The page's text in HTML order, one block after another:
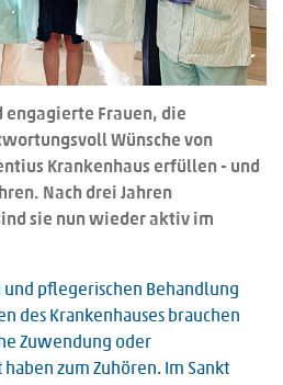
engagierte Frauen, die
Wünsche von
Krankenhaus erfüllen - und
Nach drei Jahren
sie nun wieder aktiv im
und pflegerischen Behandlung
des Krankenhauses brauchen
Zuwendung oder
haben zum Zuhören. Im Sankt